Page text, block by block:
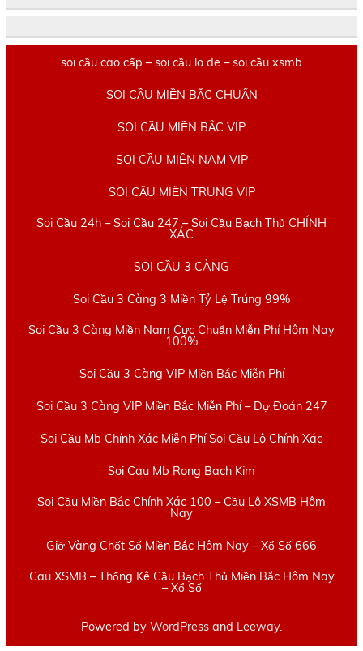
soi cầu cao cấp – soi cầu lo de – soi cầu xsmb
SOI CẦU MIỀN BẮC CHUẨN
SOI CẦU MIỀN BẮC VIP
SOI CẦU MIỀN NAM VIP
SOI CẦU MIỀN TRUNG VIP
Soi Cầu 24h – Soi Cầu 247 – Soi Cầu Bạch Thủ CHÍNH
XÁC
SOI CẦU 3 CÀNG
Soi Cầu 3 Càng 3 Miền Tỷ Lệ Trúng 99%
Soi Cầu 3 Càng Miền Nam Cực Chuẩn Miễn Phí Hôm Nay
100%
Soi Cầu 3 Càng VIP Miền Bắc Miễn Phí
Soi Cầu 3 Càng VIP Miền Bắc Miễn Phí – Dự Đoán 247
Soi Cầu Mb Chính Xác Miễn Phí Soi Cầu Lô Chính Xác
Soi Cau Mb Rong Bach Kim
Soi Cầu Miền Bắc Chính Xác 100 – Cầu Lô XSMB Hôm
Nay
Giờ Vàng Chốt Số Miền Bắc Hôm Nay – Xổ Số 666
Cau XSMB – Thống Kê Cầu Bạch Thủ Miền Bắc Hôm Nay
– Xổ Số
Powered by WordPress and Leeway.